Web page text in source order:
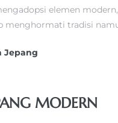
elemen
tradisi
Jepang
MODERN